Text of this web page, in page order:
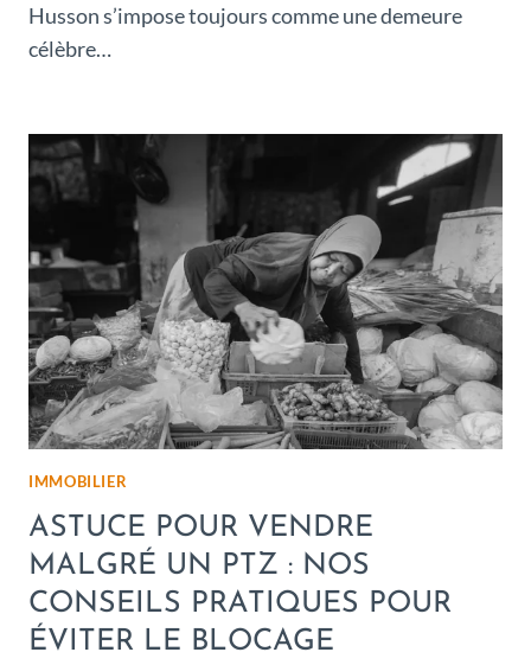
Husson s’impose toujours comme une demeure
célèbre…
IMMOBILIER
ASTUCE POUR VENDRE
MALGRÉ UN PTZ : NOS
CONSEILS PRATIQUES POUR
ÉVITER LE BLOCAGE